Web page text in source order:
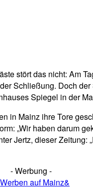
stört das nicht: Am
Schließung. Doch
Spiegel in der
in Mainz ihre Tore
„Wir haben darum
Jertz, dieser
- Werbung -